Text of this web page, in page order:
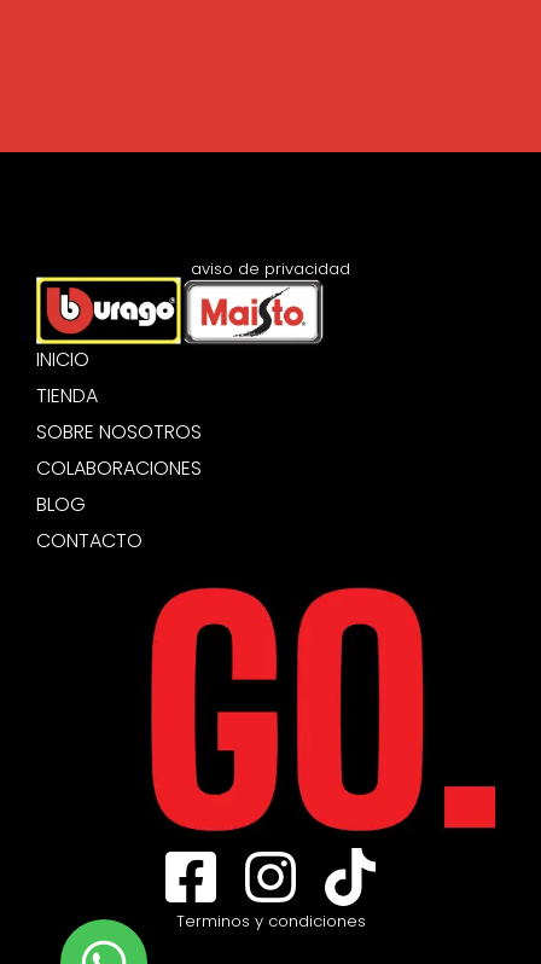
INICIO
TIENDA
SOBRE NOSOTROS
COLABORACIONES
BLOG
CONTACTO
aviso de privacidad
Terminos y condiciones